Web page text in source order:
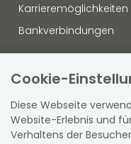
Cookie-
Diese Webseite
Website-Erlebnis und
Verhaltens der
Karrieremöglichkeiten
Bankverbindungen
OFFENLEGUNG
Hinweisgebersystem
Sitemap